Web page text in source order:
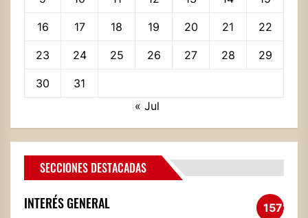
16 17 18 19 20 21 22
23 24 25 26 27 28 29
30
31
« Jul
SECCIONES DESTACADAS
INTERÉS GENERAL 1572